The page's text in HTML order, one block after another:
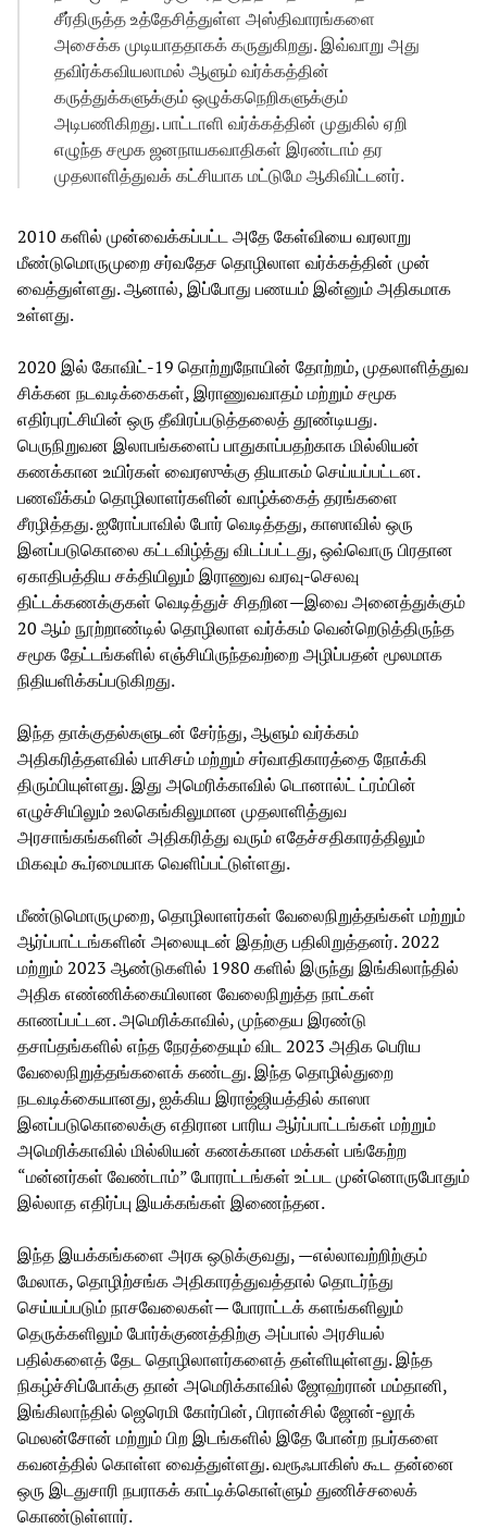
சீர்திருத்த உத்தேசித்துள்ள அஸ்திவாரங்களை
அசைக்க முடியாததாகக் கருதுகிறது. இவ்வாறு அது
தவிர்க்கவியலாமல் ஆளும் வர்க்கத்தின்
கருத்துக்களுக்கும் ஒழுக்கநெறிகளுக்கும்
அடிபணிகிறது. பாட்டாளி வர்க்கத்தின் முதுகில் ஏறி
எழுந்த சமூக ஜனநாயகவாதிகள் இரண்டாம் தர
முதலாளித்துவக் கட்சியாக மட்டுமே ஆகிவிட்டனர்.
2010 களில் முன்வைக்கப்பட்ட அதே கேள்வியை வரலாறு
மீண்டுமொருமுறை சர்வதேச தொழிலாள வர்க்கத்தின் முன்
வைத்துள்ளது. ஆனால், இப்போது பணயம் இன்னும் அதிகமாக
உள்ளது.
2020 இல் கோவிட்-19 தொற்றுநோயின் தோற்றம், முதலாளித்துவ
சிக்கன நடவடிக்கைகள், இராணுவவாதம் மற்றும் சமூக
எதிர்புரட்சியின் ஒரு தீவிரப்படுத்தலைத் தூண்டியது.
பெருநிறுவன இலாபங்களைப் பாதுகாப்பதற்காக மில்லியன்
கணக்கான உயிர்கள் வைரஸுக்கு தியாகம் செய்யப்பட்டன.
பணவீக்கம் தொழிலாளர்களின் வாழ்க்கைத் தரங்களை
சீரழித்தது. ஐரோப்பாவில் போர் வெடித்தது, காஸாவில் ஒரு
இனப்படுகொலை கட்டவிழ்த்து விடப்பட்டது, ஒவ்வொரு பிரதான
ஏகாதிபத்திய சக்தியிலும் இராணுவ வரவு-செலவு
திட்டக்கணக்குகள் வெடித்துச் சிதறின—இவை அனைத்துக்கும்
20 ஆம் நூற்றாண்டில் தொழிலாள வர்க்கம் வென்றெடுத்திருந்த
சமூக தேட்டங்களில் எஞ்சியிருந்தவற்றை அழிப்பதன் மூலமாக
நிதியளிக்கப்படுகிறது.
இந்த தாக்குதல்களுடன் சேர்ந்து, ஆளும் வர்க்கம்
அதிகரித்தளவில் பாசிசம் மற்றும் சர்வாதிகாரத்தை நோக்கி
திரும்பியுள்ளது. இது அமெரிக்காவில் டொனால்ட் ட்ரம்பின்
எழுச்சியிலும் உலகெங்கிலுமான முதலாளித்துவ
அரசாங்கங்களின் அதிகரித்து வரும் எதேச்சதிகாரத்திலும்
மிகவும் கூர்மையாக வெளிப்பட்டுள்ளது.
மீண்டுமொருமுறை, தொழிலாளர்கள் வேலைநிறுத்தங்கள் மற்றும்
ஆர்ப்பாட்டங்களின் அலையுடன் இதற்கு பதிலிறுத்தனர். 2022
மற்றும் 2023 ஆண்டுகளில் 1980 களில் இருந்து இங்கிலாந்தில்
அதிக எண்ணிக்கையிலான வேலைநிறுத்த நாட்கள்
காணப்பட்டன. அமெரிக்காவில், முந்தைய இரண்டு
தசாப்தங்களில் எந்த நேரத்தையும் விட 2023 அதிக பெரிய
வேலைநிறுத்தங்களைக் கண்டது. இந்த தொழில்துறை
நடவடிக்கையானது, ஐக்கிய இராஜ்ஜியத்தில் காஸா
இனப்படுகொலைக்கு எதிரான பாரிய ஆர்ப்பாட்டங்கள் மற்றும்
அமெரிக்காவில் மில்லியன் கணக்கான மக்கள் பங்கேற்ற
“மன்னர்கள் வேண்டாம்” போராட்டங்கள் உட்பட முன்னொருபோதும்
இல்லாத எதிர்ப்பு இயக்கங்கள் இணைந்தன.
இந்த இயக்கங்களை அரசு ஒடுக்குவது, —எல்லாவற்றிற்கும்
மேலாக, தொழிற்சங்க அதிகாரத்துவத்தால் தொடர்ந்து
செய்யப்படும் நாசவேலைகள்— போராட்டக் களங்களிலும்
தெருக்களிலும் போர்க்குணத்திற்கு அப்பால் அரசியல்
பதில்களைத் தேட தொழிலாளர்களைத் தள்ளியுள்ளது. இந்த
நிகழ்ச்சிப்போக்கு தான் அமெரிக்காவில் ஜோஹ்ரான் மம்தானி,
இங்கிலாந்தில் ஜெரெமி கோர்பின், பிரான்சில் ஜோன்-லூக்
மெலன்சோன் மற்றும் பிற இடங்களில் இதே போன்ற நபர்களை
கவனத்தில் கொள்ள வைத்துள்ளது. வரூஃபாகிஸ் கூட தன்னை
ஒரு இடதுசாரி நபராகக் காட்டிக்கொள்ளும் துணிச்சலைக்
கொண்டுள்ளார்.